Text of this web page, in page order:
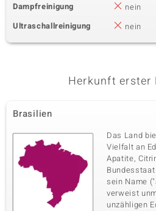
Dampfreinigung
nein
Ultraschallreinigung
nein
Herkunft erster
Brasilien
Das Land
Vielfalt an
Apatite,
sein Name
verweist
unzähligen